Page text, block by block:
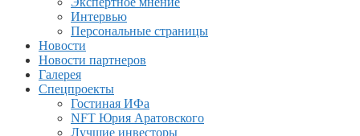
Интервью
Персональные страницы
Новости
Новости партнеров
Галерея
Спецпроекты
Гостиная ИФа
NFT Юрия Аратовского
Лучшие инвесторы